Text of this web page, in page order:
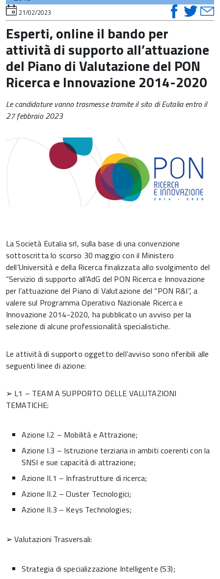
torna
all'inizio
del
contenuto
21/02/2023
susu
Esperti, online il bando per
attività di supporto all’attuazione
del Piano di Valutazione del PON
Ricerca e Innovazione 2014-2020
Le candidature vanno trasmesse tramite il sito di Eutalia entro il
27 febbraio 2023
La Società Eutalia srl, sulla base di una convenzione
sottoscritta lo scorso 30 maggio con il Ministero
dell’Università e della Ricerca finalizzata allo svolgimento del
“Servizio di supporto all’AdG del PON Ricerca e Innovazione
per l’attuazione del Piano di Valutazione del “PON R&I”, a
valere sul Programma Operativo Nazionale Ricerca e
Innovazione 2014-2020, ha pubblicato un avviso per la
selezione di alcune professionalità specialistiche.
Le attività di supporto oggetto dell’avviso sono riferibili alle
seguenti linee di azione:
➢ L1 – TEAM A SUPPORTO DELLE VALUTAZIONI
TEMATICHE:
Azione I.2 – Mobilità e Attrazione;
Azione I.3 – Istruzione terziaria in ambiti coerenti con la
SNSI e sue capacità di attrazione;
Azione II.1 – Infrastrutture di ricerca;
Azione II.2 – Cluster Tecnologici;
Azione II.3 – Keys Technologies;
➢ Valutazioni Trasversali:
Strategia di specializzazione Intelligente (S3);